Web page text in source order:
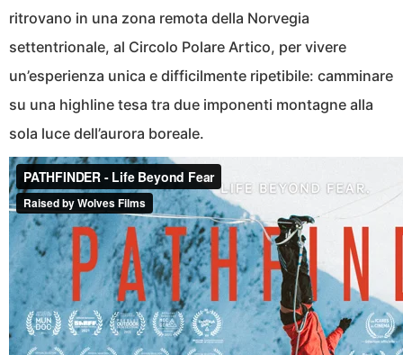
ritrovano in una zona remota della Norvegia
settentrionale, al Circolo Polare Artico, per vivere
un’esperienza unica e difficilmente ripetibile: camminare
su una highline tesa tra due imponenti montagne alla
sola luce dell’aurora boreale.